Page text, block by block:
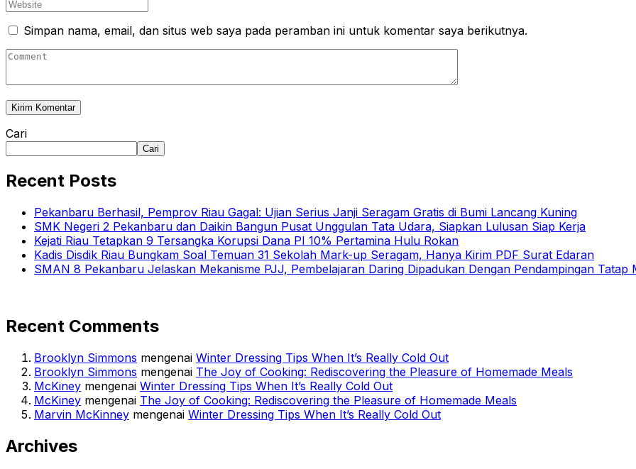
Simpan nama, email, dan situs web saya pada peramban ini untuk komentar saya berikutnya.
Cari
Cari
Recent Posts
Pekanbaru Berhasil, Pemprov Riau Gagal: Ujian Serius Janji Seragam Gratis di Bumi Lancang Kuning
SMK Negeri 2 Pekanbaru dan Daikin Bangun Pusat Unggulan Tata Udara, Siapkan Lulusan Siap Kerja
Kejati Riau Tetapkan 9 Tersangka Korupsi Dana PI 10% Pertamina Hulu Rokan
Kadis Disdik Riau Bungkam Soal Temuan 31 Sekolah Mark-up Seragam, Hanya Kirim PDF Surat Edaran
SMAN 8 Pekanbaru Jelaskan Mekanisme PJJ, Pembelajaran Daring Dipadukan Dengan Pendampingan Tatap
Recent Comments
Brooklyn Simmons mengenai Winter Dressing Tips When It’s Really Cold Out
Brooklyn Simmons mengenai The Joy of Cooking: Rediscovering the Pleasure of Homemade Meals
McKiney mengenai Winter Dressing Tips When It’s Really Cold Out
McKiney mengenai The Joy of Cooking: Rediscovering the Pleasure of Homemade Meals
Marvin McKinney mengenai Winter Dressing Tips When It’s Really Cold Out
Archives